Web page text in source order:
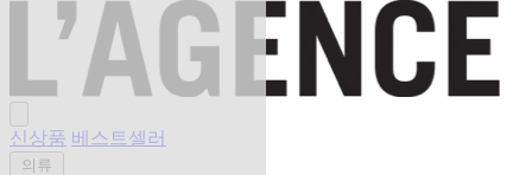
신상품 베스트셀러
의류